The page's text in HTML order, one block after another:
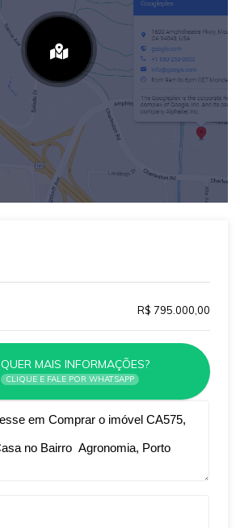
R$ 795.000,00
QUER MAIS INFORMAÇÕES?
CLIQUE E FALE POR WHATSAPP